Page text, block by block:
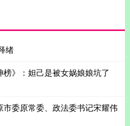
绪
》：妲己是被女娲娘娘坑了
委原常委、政法委书记宋耀伟